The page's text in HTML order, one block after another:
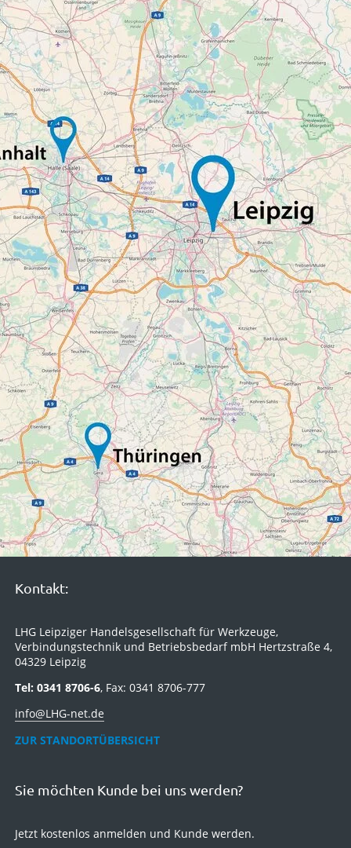
Kontakt:
LHG Leipziger Handelsgesellschaft für Werkzeuge,
Verbindungstechnik und Betriebsbedarf mbH Hertzstraße 4,
04329 Leipzig
Tel: 0341 8706-6, Fax: 0341 8706-777
info@LHG-net.de
ZUR STANDORTÜBERSICHT
Sie möchten Kunde bei uns werden?
Jetzt kostenlos anmelden und Kunde werden.